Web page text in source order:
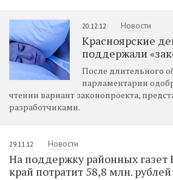
20.12.12 Новости
Красноярские
поддержали
После длительного
парламентарии
чтении вариант законопроекта,
разработчиками.
29.11.12 Новости
На поддержку районных газет
край потратит 58,8 млн. рублей